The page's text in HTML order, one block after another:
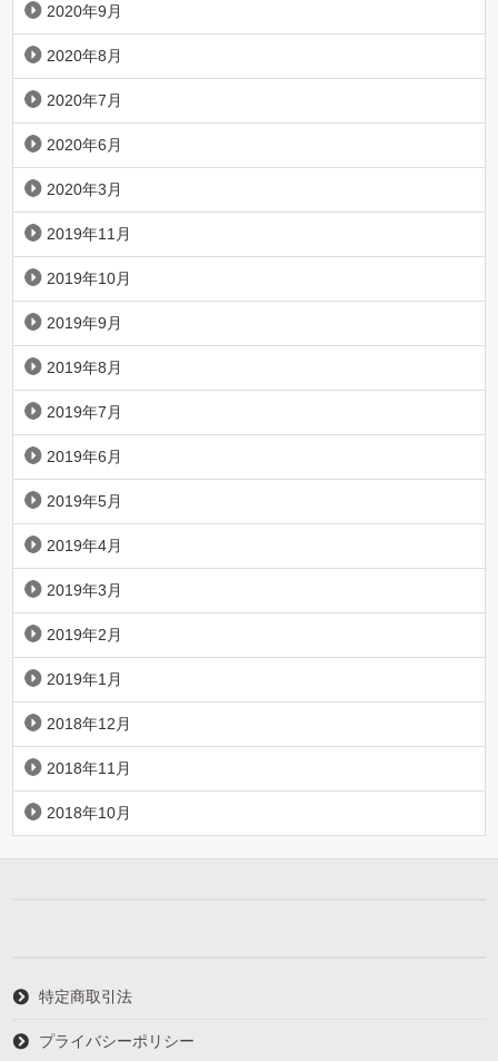
2020年9月
2020年8月
2020年7月
2020年6月
2020年3月
2019年11月
2019年10月
2019年9月
2019年8月
2019年7月
2019年6月
2019年5月
2019年4月
2019年3月
2019年2月
2019年1月
2018年12月
2018年11月
2018年10月
特定商取引法
プライバシーポリシー